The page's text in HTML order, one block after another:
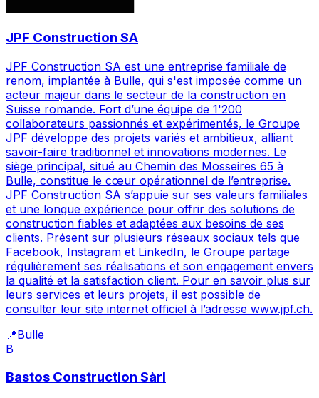
JPF Construction SA
JPF Construction SA est une entreprise familiale de
renom, implantée à Bulle, qui s'est imposée comme un
acteur majeur dans le secteur de la construction en
Suisse romande. Fort d’une équipe de 1'200
collaborateurs passionnés et expérimentés, le Groupe
JPF développe des projets variés et ambitieux, alliant
savoir-faire traditionnel et innovations modernes. Le
siège principal, situé au Chemin des Mosseires 65 à
Bulle, constitue le cœur opérationnel de l’entreprise.
JPF Construction SA s’appuie sur ses valeurs familiales
et une longue expérience pour offrir des solutions de
construction fiables et adaptées aux besoins de ses
clients. Présent sur plusieurs réseaux sociaux tels que
Facebook, Instagram et LinkedIn, le Groupe partage
régulièrement ses réalisations et son engagement envers
la qualité et la satisfaction client. Pour en savoir plus sur
leurs services et leurs projets, il est possible de
consulter leur site internet officiel à l’adresse www.jpf.ch.
📍Bulle
B
Bastos Construction Sàrl